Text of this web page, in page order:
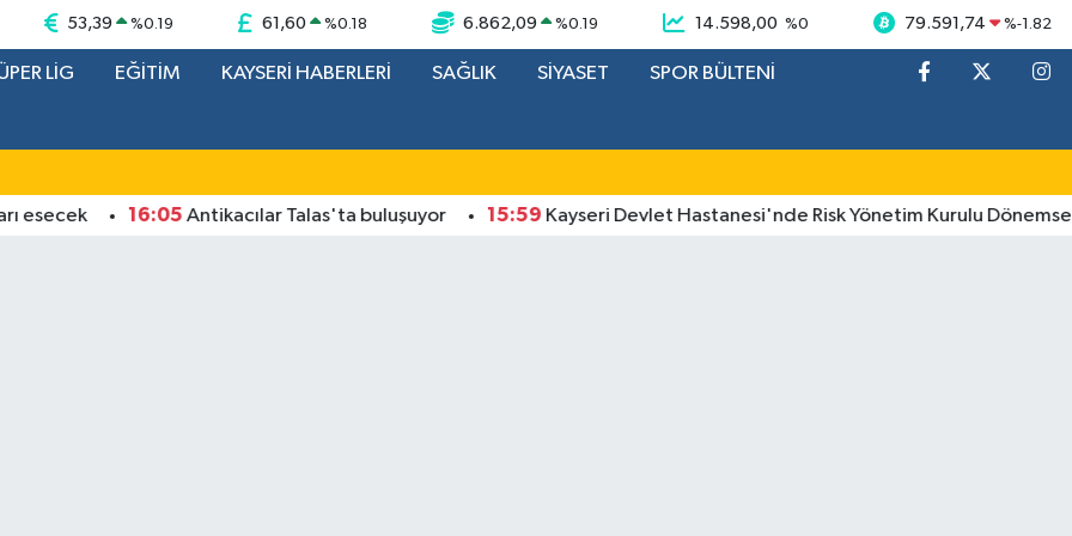
53,39 %0.19 61,60 %0.18 6.862,09 %0.19 14.598,00 %0 79.591,74 %-1.82
LİG EĞİTİM KAYSERİ HABERLERİ SAĞLIK SİYASET SPOR BÜLTENİ
16:05 Antikacılar Talas'ta buluşuyor 15:59 Kayseri Devlet Hastanesi'nde Risk Yönetim Kurulu Dönemsel